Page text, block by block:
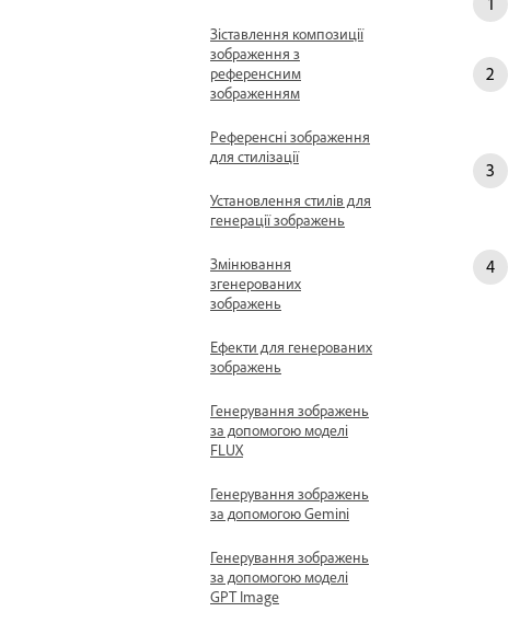
Зіставлення композиції
зображення з
референсним
зображенням
Референсні зображення
для стилізації
Установлення стилів для
генерації зображень
Змінювання
згенерованих
зображень
Ефекти для генерованих
зображень
Генерування зображень
за допомогою моделі
FLUX
Генерування зображень
за допомогою Gemini
Генерування зображень
за допомогою моделі
GPT Image